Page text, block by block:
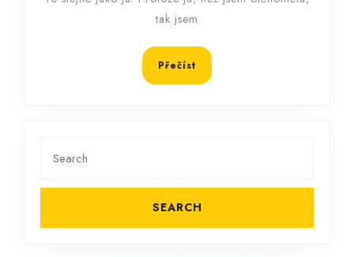
tak jsem
Přečíst Přečíst
for: